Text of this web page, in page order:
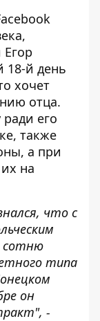
18-й день
хочет
отца.
его
также
а при
на
что с
сотню
типа
он
-